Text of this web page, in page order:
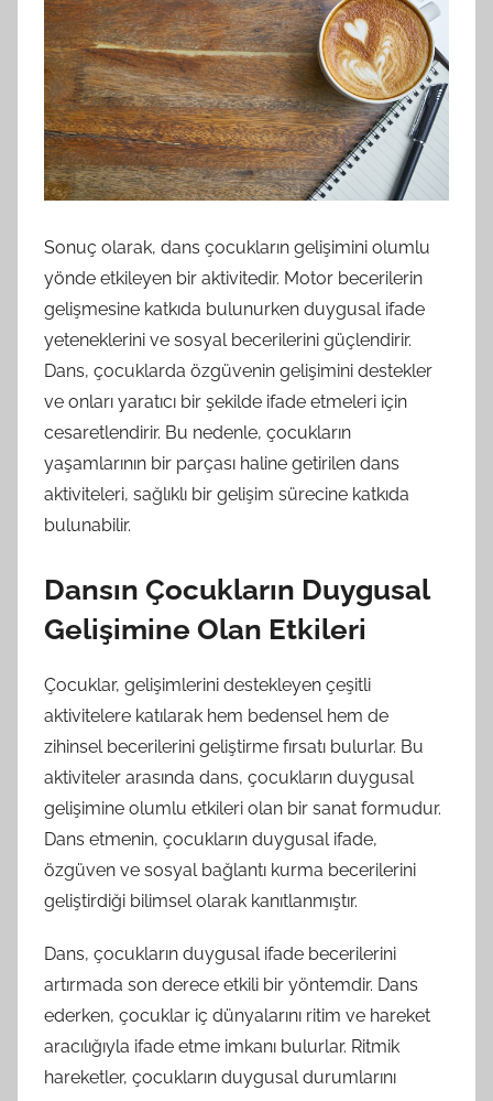
Sonuç olarak, dans çocukların gelişimini olumlu
yönde etkileyen bir aktivitedir. Motor becerilerin
gelişmesine katkıda bulunurken duygusal ifade
yeteneklerini ve sosyal becerilerini güçlendirir.
Dans, çocuklarda özgüvenin gelişimini destekler
ve onları yaratıcı bir şekilde ifade etmeleri için
cesaretlendirir. Bu nedenle, çocukların
yaşamlarının bir parçası haline getirilen dans
aktiviteleri, sağlıklı bir gelişim sürecine katkıda
bulunabilir.
Dansın Çocukların Duygusal
Gelişimine Olan Etkileri
Çocuklar, gelişimlerini destekleyen çeşitli
aktivitelere katılarak hem bedensel hem de
zihinsel becerilerini geliştirme fırsatı bulurlar. Bu
aktiviteler arasında dans, çocukların duygusal
gelişimine olumlu etkileri olan bir sanat formudur.
Dans etmenin, çocukların duygusal ifade,
özgüven ve sosyal bağlantı kurma becerilerini
geliştirdiği bilimsel olarak kanıtlanmıştır.
Dans, çocukların duygusal ifade becerilerini
artırmada son derece etkili bir yöntemdir. Dans
ederken, çocuklar iç dünyalarını ritim ve hareket
aracılığıyla ifade etme imkanı bulurlar. Ritmik
hareketler, çocukların duygusal durumlarını